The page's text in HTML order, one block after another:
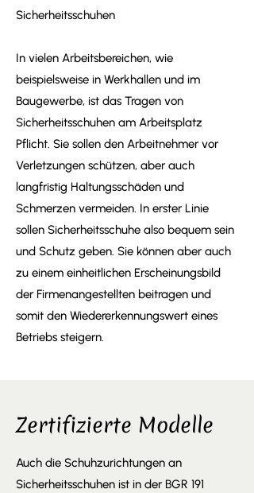
Sicherheitsschuhen
In vielen Arbeitsbereichen, wie
beispielsweise in Werkhallen und im
Baugewerbe, ist das Tragen von
Sicherheitsschuhen am Arbeitsplatz
Pflicht. Sie sollen den Arbeitnehmer vor
Verletzungen schützen, aber auch
langfristig Haltungsschäden und
Schmerzen vermeiden. In erster Linie
sollen Sicherheitsschuhe also bequem sein
und Schutz geben. Sie können aber auch
zu einem einheitlichen Erscheinungsbild
der Firmenangestellten beitragen und
somit den Wiedererkennungswert eines
Betriebs steigern.
Zertifizierte Modelle
Auch die Schuhzurichtungen an
Sicherheitsschuhen ist in der BGR 191